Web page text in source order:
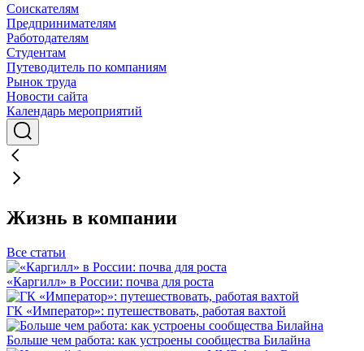
Соискателям
Предпринимателям
Работодателям
Студентам
Путеводитель по компаниям
Рынок труда
Новости сайта
Календарь мероприятий
Жизнь в компании
Все статьи
«Каргилл» в России: почва для роста
ГК «Император»: путешествовать, работая вахтой
Больше чем работа: как устроены сообщества Билайна